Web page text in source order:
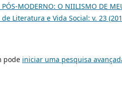
PÓS-MODERNO: O NIILISMO DE
de Literatura e Vida Social: v. 23
pode iniciar uma pesquisa